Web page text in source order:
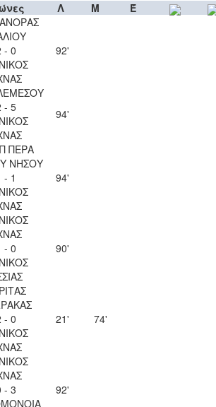
Λ Μ
Έ
- 0
92'
- 5
94'
ΠΕΡΑ
ΝΗΣΟΥ
- 1
94'
- 0
90'
- 0
21' 74'
- 3
92'